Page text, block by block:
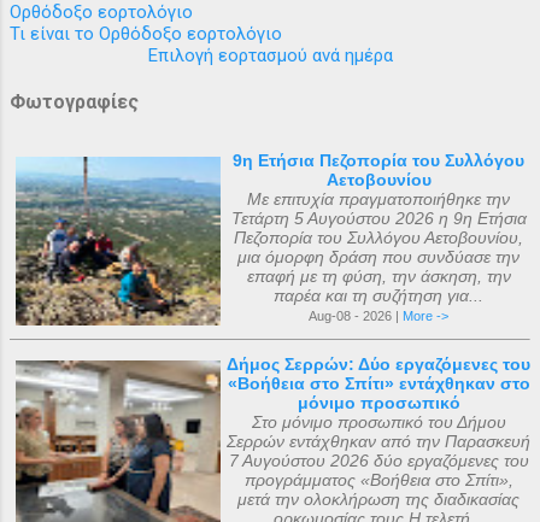
Ορθόδοξο εορτολόγιο
Τι είναι το Ορθόδοξο εορτολόγιο
Επιλογή εορτασμού ανά ημέρα
Φωτογραφίες
9η Ετήσια Πεζοπορία του Συλλόγου
Αετοβουνίου
Με επιτυχία πραγματοποιήθηκε την
Τετάρτη 5 Αυγούστου 2026 η 9η Ετήσια
Πεζοπορία του Συλλόγου Αετοβουνίου,
μια όμορφη δράση που συνδύασε την
επαφή με τη φύση, την άσκηση, την
παρέα και τη συζήτηση για...
Aug-08 - 2026 | More ->
Δήμος Σερρών: Δύο εργαζόμενες του
«Βοήθεια στο Σπίτι» εντάχθηκαν στο
μόνιμο προσωπικό
Στο μόνιμο προσωπικό του Δήμου
Σερρών εντάχθηκαν από την Παρασκευή
7 Αυγούστου 2026 δύο εργαζόμενες του
προγράμματος «Βοήθεια στο Σπίτι»,
μετά την ολοκλήρωση της διαδικασίας